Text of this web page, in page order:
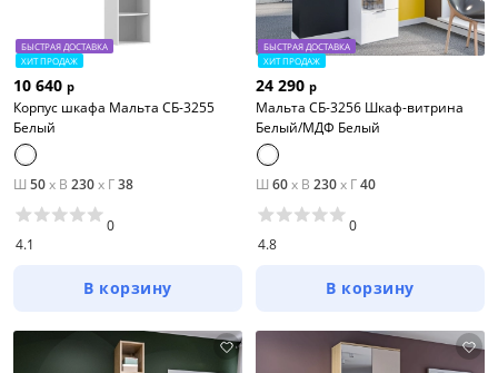
БЫСТРАЯ ДОСТАВКА
ХИТ ПРОДАЖ
10 640 р
Корпус шкафа Мальта СБ-3255
Белый
Ш 50x В 230x Г38
4.1
0
В корзину
БЫСТРАЯ ДОСТАВКА
ХИТ ПРОДАЖ
24 290 р
Мальта СБ-3256 Шкаф-витрина
Белый/МДФ Белый
Ш 60x В 230x Г40
4.8
0
В корзину